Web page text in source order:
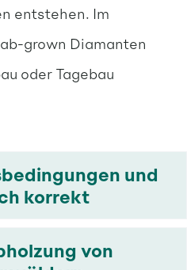
entstehen. Im
grown Diamanten
oder Tagebau
und
korrekt
von